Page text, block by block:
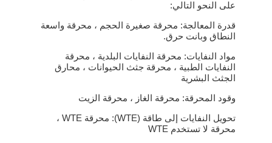
على النحو التالي:
قدرة المعالجة: محرقة صغيرة الحجم ، محرقة واسعة
النطاق وبانت حرق.
مواد النفايات: محرقة النفايات البلدية ، محرقة
النفايات الطبية ، محرقة جثث الحيوانات ، محارق
الجثث البشرية
وقود المحرقة: محرقة الغاز ، محرقة الزيت
تحويل النفايات إلى طاقة (WTE): محرقة WTE ،
محرقة لا تستخدم WTE